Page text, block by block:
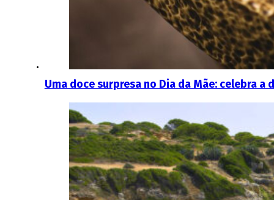
Uma doce surpresa no Dia da Mãe: celebra